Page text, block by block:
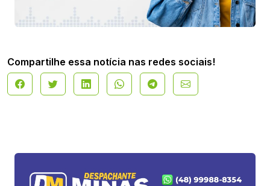
Compartilhe essa notícia nas redes sociais!